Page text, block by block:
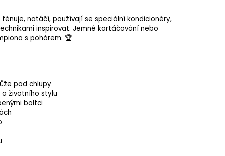
natáčí, používají se speciální kondicionéry,
inspirovat. Jemné kartáčování nebo
s pohárem. 🏆
pod chlupy
životního stylu
boltci